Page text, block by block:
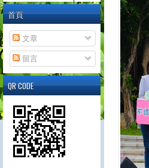
首頁
文章
留言
QR CODE